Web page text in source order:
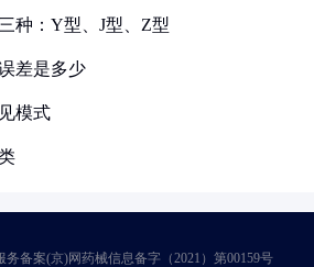
种：Y型、J型、Z型
差是多少
模式
备案(京)网药械信息备字（2021）第00159号